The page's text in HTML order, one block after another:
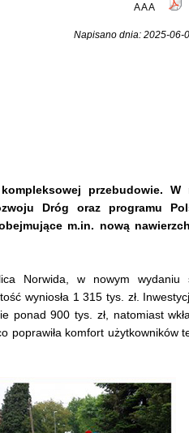
AAA
Napisano dnia: 2025-06-
przebudowie. W
Dróg oraz programu
m.in. nową
Norwida, w nowym wydaniu
wyniosła 1 315 tys. zł.
900 tys. zł, natomiast
poprawiła komfort użytkowników